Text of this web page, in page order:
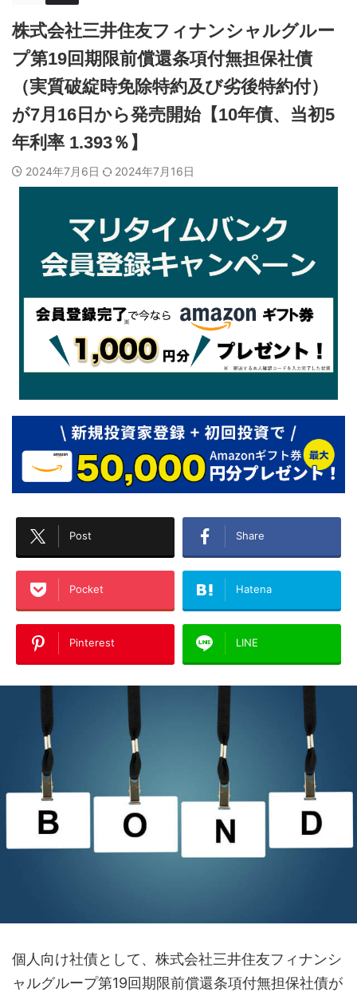
株式会社三井住友フィナンシャルグルー
プ第19回期限前償還条項付無担保社債
（実質破綻時免除特約及び劣後特約付）
が7月16日から発売開始【10年債、当初5
年利率 1.393％】
2024年7月6日 2024年7月16日
Post Share
Pocket Hatena
Pinterest LINE
個人向け社債として、株式会社三井住友フィナンシ
ャルグループ第19回期限前償還条項付無担保社債が